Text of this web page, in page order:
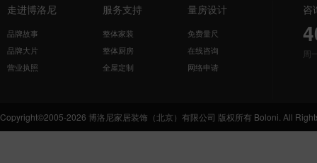
走进博洛尼
品牌故事
品牌大片
营业执照
服务支持
整体家装
整体厨房
全屋定制
量房设计
免费量尺
在线咨询
网络申请
咨
周
Copyright©2005-2026 博洛尼家居装饰（北京）有限公司 版权所有 Boloni. All